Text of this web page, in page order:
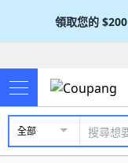
領取您的 $200
全部